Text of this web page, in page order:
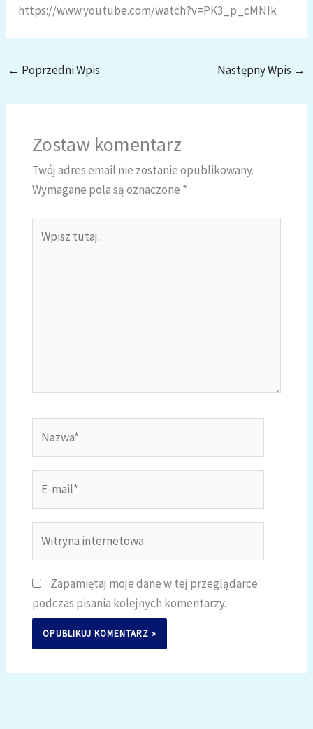
https://www.youtube.com/watch?v=PK3_p_cMNIk
← Poprzedni Wpis Następny Wpis →
Zostaw komentarz
Twój adres email nie zostanie opublikowany.
Wymagane pola są oznaczone *
tutaj..
mail*
internetowa
Zapamiętaj moje dane w tej przeglądarce
podczas pisania kolejnych komentarzy.